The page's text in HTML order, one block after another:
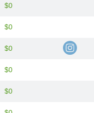
$0
$0
$0
$0
$0